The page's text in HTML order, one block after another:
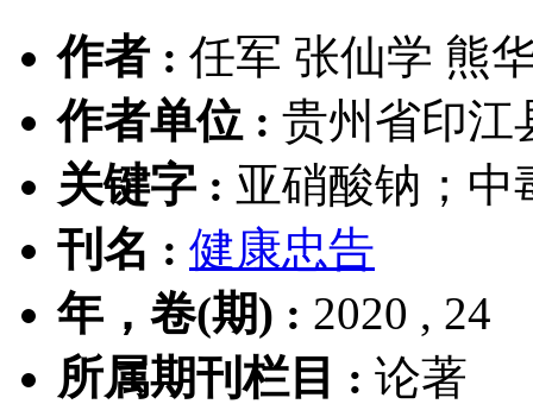
作者 : 任军 张仙学 熊
作者单位 : 贵州省印江
关键字 : 亚硝酸钠；中
刊名 : 健康忠告
年，卷(期) : 2020 , 24
所属期刊栏目 : 论著